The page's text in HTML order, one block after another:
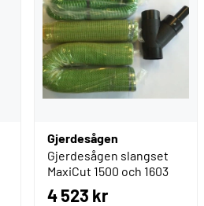
Gjerdesågen
Gjerdesågen slangset
MaxiCut 1500 och 1603
4 523 kr